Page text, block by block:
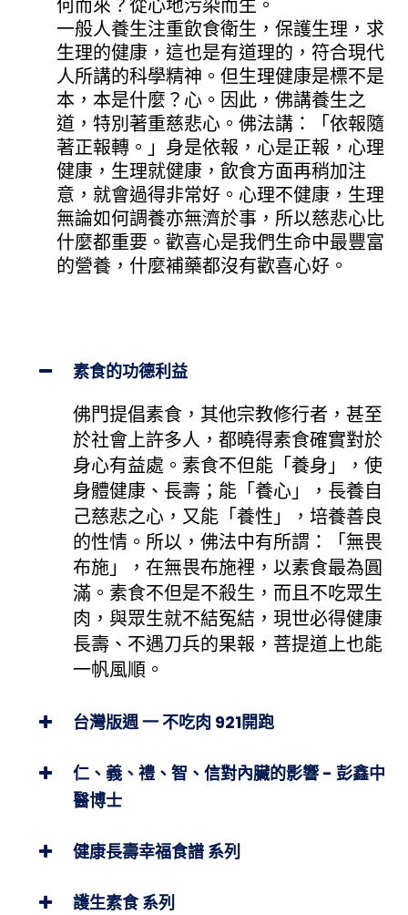
何而來？從心地污染而生。
一般人養生注重飲食衛生，保護生理，求
生理的健康，這也是有道理的，符合現代
人所講的科學精神。但生理健康是標不是
本，本是什麼？心。因此，佛講養生之
道，特別著重慈悲心。佛法講：「依報隨
著正報轉。」身是依報，心是正報，心理
健康，生理就健康，飲食方面再稍加注
意，就會過得非常好。心理不健康，生理
無論如何調養亦無濟於事，所以慈悲心比
什麼都重要。歡喜心是我們生命中最豐富
的營養，什麼補藥都沒有歡喜心好。
素食的功德利益
佛門提倡素食，其他宗教修行者，甚至
於社會上許多人，都曉得素食確實對於
身心有益處。素食不但能「養身」，使
身體健康、長壽；能「養心」，長養自
己慈悲之心，又能「養性」，培養善良
的性情。所以，佛法中有所謂：「無畏
布施」，在無畏布施裡，以素食最為圓
滿。素食不但是不殺生，而且不吃眾生
肉，與眾生就不結冤結，現世必得健康
長壽、不遇刀兵的果報，菩提道上也能
一帆風順。
台灣版週 一 不吃肉 921開跑
仁、義、禮、智、信對內臟的影響 - 彭鑫中
醫博士
健康長壽幸福食譜 系列
護生素食 系列